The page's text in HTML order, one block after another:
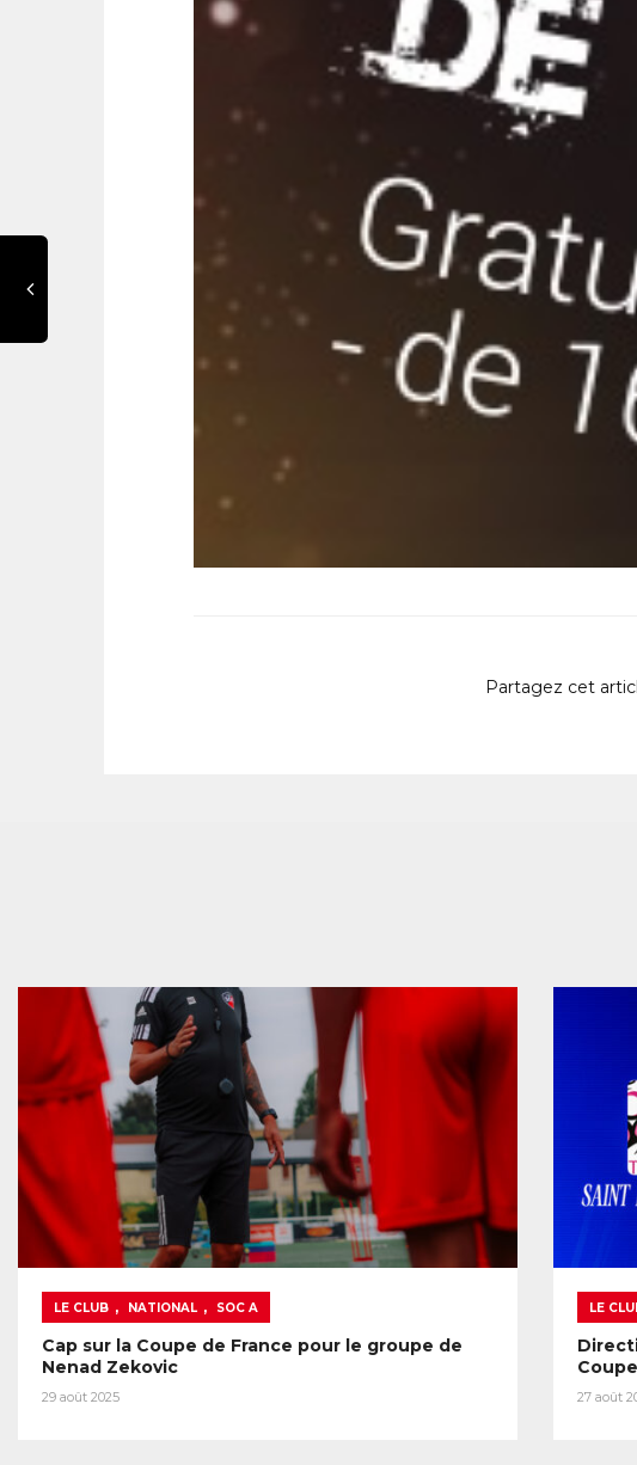
LE CLUB , NATIONAL , SOC A
Cap sur la Coupe de France pour le groupe de
Nenad Zekovic
29 août 2025
LE
27 août